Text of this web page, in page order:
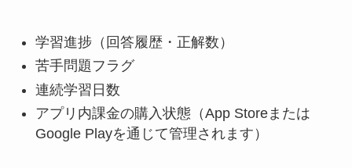
学習進捗（回答履歴・正解数）
苦手問題フラグ
連続学習日数
アプリ内課金の購入状態（App Storeまたは
Google Playを通じて管理されます）